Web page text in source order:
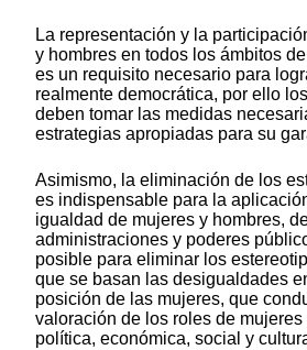
La representación y la
y hombres en todos los ámbitos
es un requisito necesario para
realmente democrática, por ello
deben tomar las medidas
estrategias apropiadas para su
Asimismo, la eliminación de los
es indispensable para la
igualdad de mujeres y hombres,
administraciones y poderes
posible para eliminar los
que se basan las desigualdades
posición de las mujeres, que
valoración de los roles de
política, económica, social y